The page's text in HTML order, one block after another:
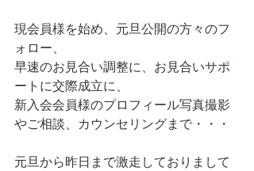
現会員様を始め、元旦公開の方々のフ
ォロー、
早速のお見合い調整に、お見合いサポ
ートに交際成立に、
新入会会員様のプロフィール写真撮影
やご相談、カウンセリングまで・・・
元旦から昨日まで激走しておりまして